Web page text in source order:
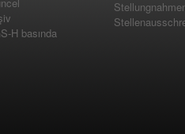
H basında